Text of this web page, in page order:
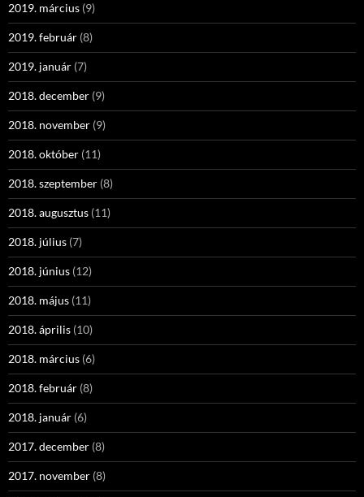
2019. március (9)
2019. február (8)
2019. január (7)
2018. december (9)
2018. november (9)
2018. október (11)
2018. szeptember (8)
2018. augusztus (11)
2018. július (7)
2018. június (12)
2018. május (11)
2018. április (10)
2018. március (6)
2018. február (8)
2018. január (6)
2017. december (8)
2017. november (8)